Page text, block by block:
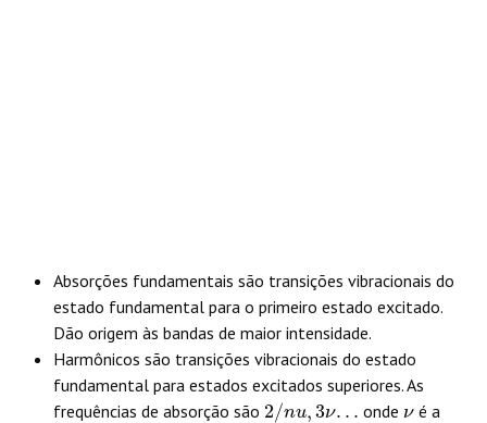
Absorções fundamentais são transições vibracionais do
estado fundamental para o primeiro estado excitado.
Dão origem às bandas de maior intensidade.
Harmônicos são transições vibracionais do estado
fundamental para estados excitados superiores. As
frequências de absorção são 2/nu,3ν... ondeν é a